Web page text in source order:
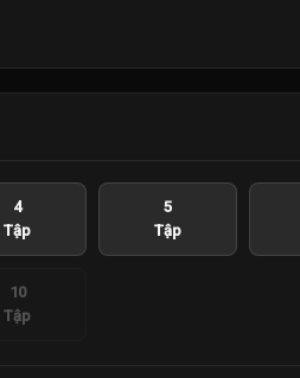
4
Tập
5
Tập
10
Tập